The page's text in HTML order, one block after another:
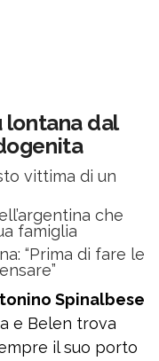
lontana dal
vittima di un
che
famiglia
“Prima di fare le
Spinalbese
e Belen trova
il suo porto